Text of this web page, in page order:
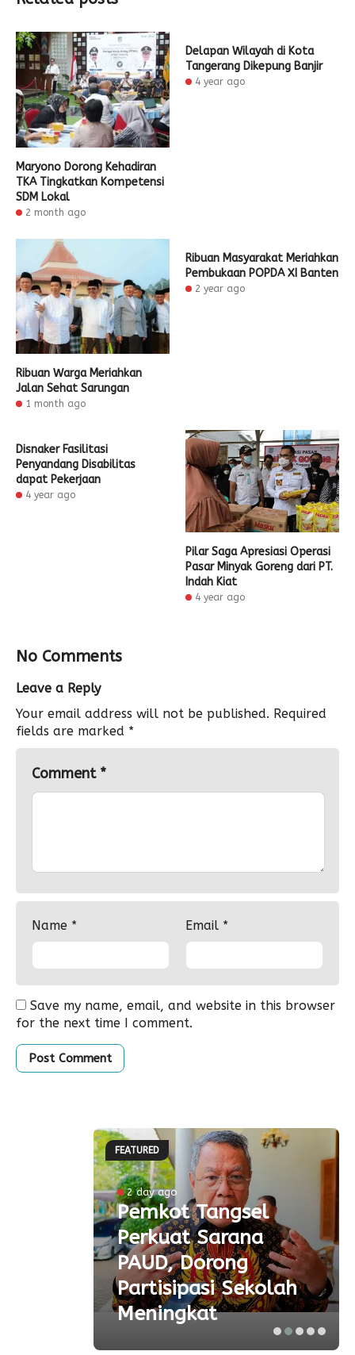
Maryono Dorong Kehadiran
TKA Tingkatkan Kompetensi
SDM Lokal
2 month ago
Delapan Wilayah di Kota
Tangerang Dikepung Banjir
4 year ago
Ribuan Warga Meriahkan
Jalan Sehat Sarungan
1 month ago
Ribuan Masyarakat Meriahkan
Pembukaan POPDA XI Banten
2 year ago
Disnaker Fasilitasi
Penyandang Disabilitas
dapat Pekerjaan
4 year ago
Pilar Saga Apresiasi Operasi
Pasar Minyak Goreng dari PT.
Indah Kiat
4 year ago
No Comments
Leave a Reply
Your email address will not be published. Required
fields are marked *
Comment *
Name * Email *
Save my name, email, and website in this browser
for the next time I comment.
FEATURED
2 day ago
Pemkot Tangsel
Perkuat Sarana
PAUD, Dorong
Partisipasi Sekolah
Meningkat